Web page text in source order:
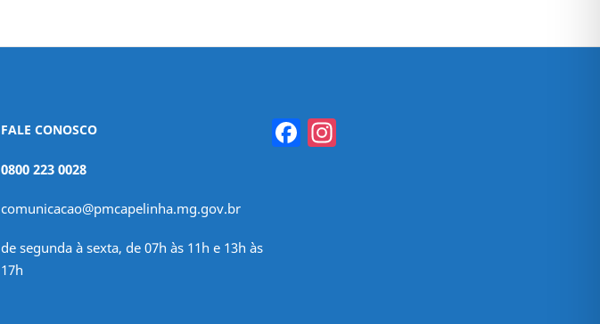
FALE CONOSCO
0800 223 0028
comunicacao@pmcapelinha.mg.gov.br
de segunda à sexta, de 07h às 11h e 13h às
17h
Facebook